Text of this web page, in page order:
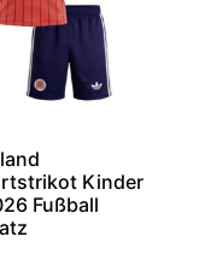
Kinder
Fußball